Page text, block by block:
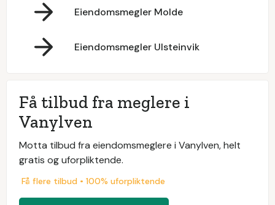
Eiendomsmegler Molde
Eiendomsmegler Ulsteinvik
Få tilbud fra meglere i
Vanylven
Motta tilbud fra eiendomsmeglere i Vanylven, helt
gratis og uforpliktende.
Få flere tilbud • 100% uforpliktende